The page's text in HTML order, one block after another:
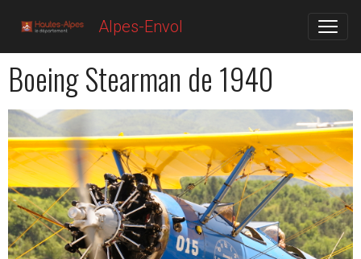
Alpes-Envol
Boeing Stearman de 1940